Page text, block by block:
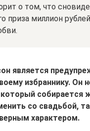
о том, что
приза миллион
является
избраннику. Он
собирается
со свадьбой,
характером.